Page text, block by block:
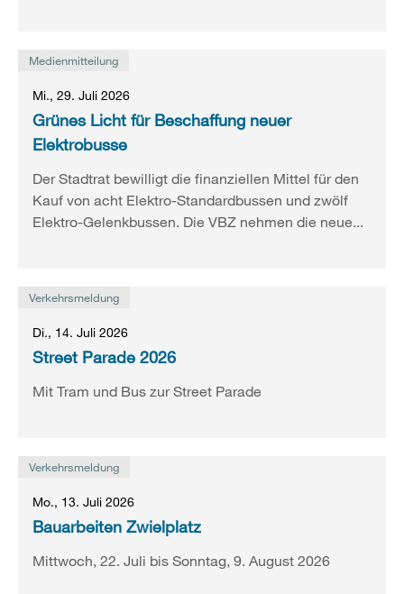
Medienmitteilung
Mi., 29. Juli 2026
Grünes Licht für Beschaffung neuer
Elektrobusse
Der Stadtrat bewilligt die finanziellen Mittel für den
Kauf von acht Elektro-Standardbussen und zwölf
Elektro-Gelenkbussen. Die VBZ nehmen die neue...
Verkehrsmeldung
Di., 14. Juli 2026
Street Parade 2026
Mit Tram und Bus zur Street Parade
Verkehrsmeldung
Mo., 13. Juli 2026
Bauarbeiten Zwielplatz
Mittwoch, 22. Juli bis Sonntag, 9. August 2026